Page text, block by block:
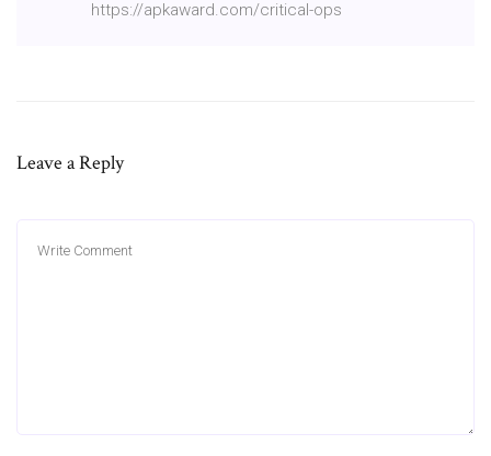
https://apkaward.com/critical-ops
Leave a Reply